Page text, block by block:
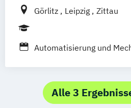
und Energiewirtschaft
Görlitz Leipzig Zittau
Automatisierung und
Alle 3